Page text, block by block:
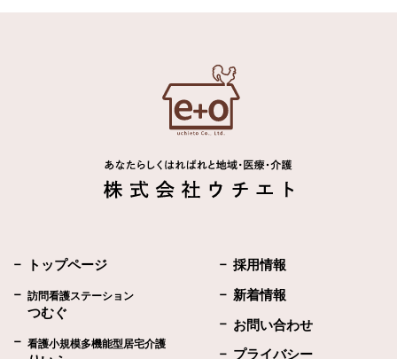
トップページ
訪問看護ステーション
つむぐ
看護小規模多機能型居宅介護
採用情報
新着情報
お問い合わせ
プライバシー